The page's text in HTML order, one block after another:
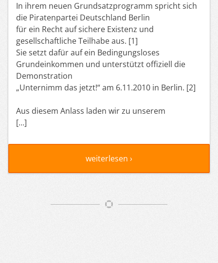
In ihrem neuen Grundsatzprogramm spricht sich
die Piratenpartei Deutschland Berlin
für ein Recht auf sichere Existenz und
gesellschaftliche Teilhabe aus. [1]
Sie setzt dafür auf ein Bedingungsloses
Grundeinkommen und unterstützt offiziell die
Demonstration
„Unternimm das jetzt!“ am 6.11.2010 in Berlin. [2]
Aus diesem Anlass laden wir zu unserem
[…]
weiterlesen ›